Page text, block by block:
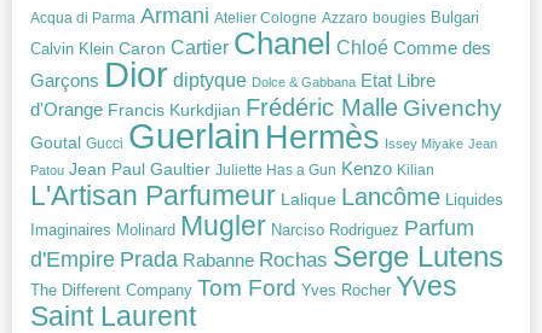
Acqua di Parma Armani Atelier Cologne Azzaro bougies Bulgari
Calvin Klein Caron Cartier Chanel Chloé Comme des
Garçons Dior diptyque Dolce & Gabbana Etat Libre
d'Orange Francis Kurkdjian Frédéric Malle Givenchy
Goutal Gucci Guerlain Hermès Issey Miyake Jean
Patou Jean Paul Gaultier Juliette Has a Gun Kenzo Kilian
L'Artisan Parfumeur Lalique Lancôme Liquides
Imaginaires Molinard Mugler Narciso Rodriguez Parfum
d'Empire Prada Rabanne Rochas Serge Lutens
The Different Company Tom Ford Yves Rocher Yves
Saint Laurent